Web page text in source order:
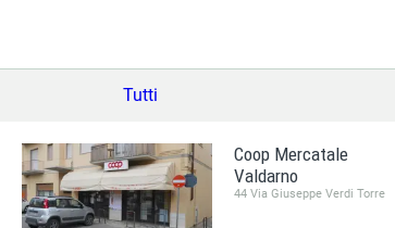
Tutti
Coop Mercatale
Valdarno
44 Via Giuseppe Verdi Torre